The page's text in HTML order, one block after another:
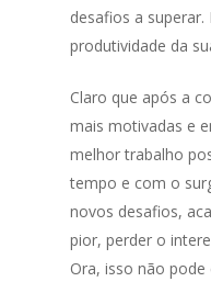
desafios a
produtividade da
Claro que após a
mais motivadas e
melhor trabalho
tempo e com o
novos desafios,
pior, perder o
Ora, isso não pode